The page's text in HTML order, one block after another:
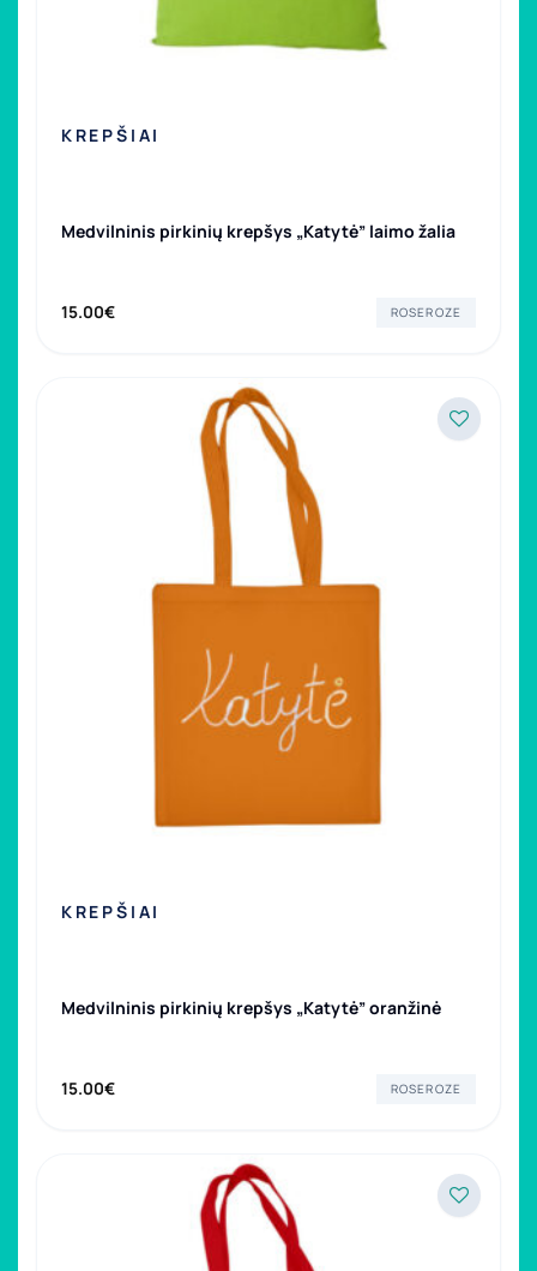
KREPŠIAI
Medvilninis pirkinių krepšys „Katytė” laimo žalia
15.00€ ROSEROZE
KREPŠIAI
Medvilninis pirkinių krepšys „Katytė” oranžinė
15.00€ ROSEROZE